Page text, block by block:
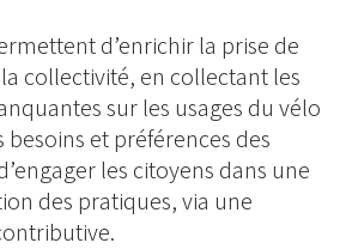
d’enrichir la prise de
collectivité, en collectant les
sur les usages du vélo
besoins et préférences des
les citoyens dans une
des pratiques, via une